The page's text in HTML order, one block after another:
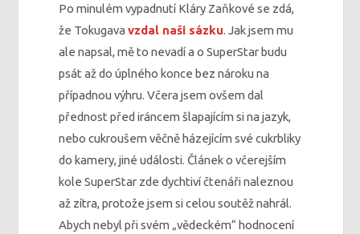
Po minulém vypadnutí Kláry Zaňkové se zdá,
že Tokugavavzdal naši sázku. Jak jsem mu
ale napsal, mě to nevadí a o SuperStar budu
psát až do úplného konce bez nároku na
případnou výhru. Včera jsem ovšem dal
přednost před iráncem šlapajícím si na jazyk,
nebo cukroušem věčně házejícím své cukrbliky
do kamery, jiné události. Článek o včerejším
kole SuperStar zde dychtiví čtenáři naleznou
až zítra, protože jsem si celou soutěž nahrál.
Abych nebyl při svém „vědeckém“ hodnocení